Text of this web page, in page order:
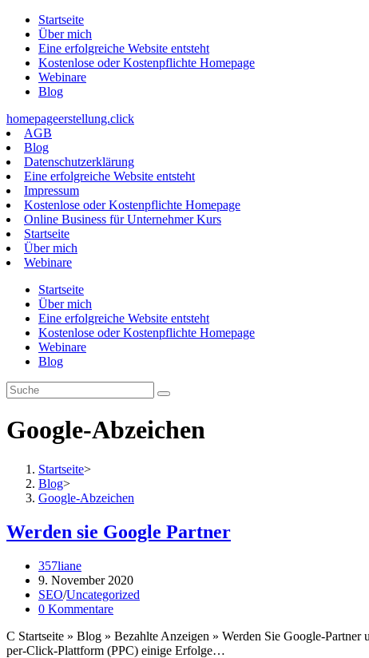
Zum
Inhalt
springen
Startseite
Über mich
Eine erfolgreiche Website entsteht
Kostenlose oder Kostenpflichte Homepage
Webinare
Blog
homepageerstellung.click
AGB
Blog
Datenschutzerklärung
Eine erfolgreiche Website entsteht
Impressum
Kostenlose oder Kostenpflichte Homepage
Online Business für Unternehmer Kurs
Startseite
Über mich
Webinare
Startseite
Über mich
Eine erfolgreiche Website entsteht
Kostenlose oder Kostenpflichte Homepage
Webinare
Blog
Google-Abzeichen
Startseite>
Blog>
Google-Abzeichen
Werden sie Google Partner
Beitrags-
Autor:
357liane
Beitrag
veröffentlicht:
9. November 2020
Beitrags-
Kategorie:
SEO/Uncategorized
Beitrags-
0 Kommentare
C Startseite » Blog » Bezahlte Anzeigen » Werden Sie Google-
per-Click-Plattform (PPC) einige Erfolge…